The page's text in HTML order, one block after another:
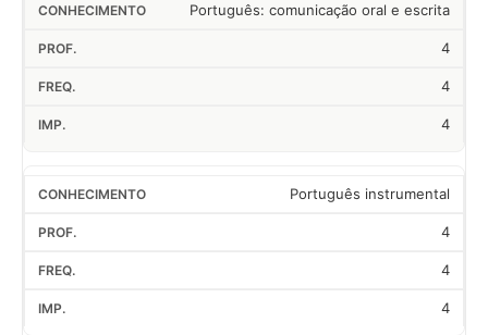
Português: comunicação oral e escrita
4
4
4
Português instrumental
4
4
4